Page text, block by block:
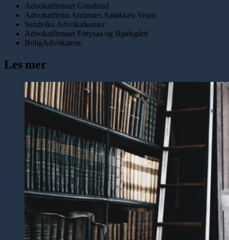
Advokatfirmaet Grindstad
Advokatfirma Andenæs Aaløkken Veum
Sandvika Advokatkontor
Advokatfirmaet Frøysaa og Bjørkgård
BoligAdvokatene
Les mer